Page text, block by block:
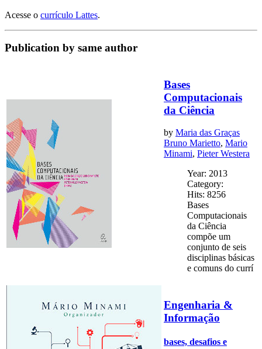
Acesse o currículo Lattes.
Publication by same author
Bases
Computacionais
da Ciência
by Maria das Graças
Bruno Marietto, Mario
Minami, Pieter Westera
Year: 2013
Category:
Hits: 8256
Bases
Computacionais
da Ciência
compõe um
conjunto de seis
disciplinas básicas
e comuns do currí
Engenharia &
Informação
bases, desafios e